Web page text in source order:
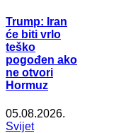
Trump: Iran
će biti vrlo
teško
pogođen ako
ne otvori
Hormuz
05.08.2026.
Svijet